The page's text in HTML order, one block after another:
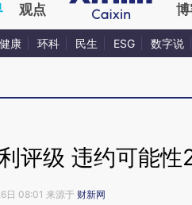
观点
健康 环科 民生 ESG 数字说
评级 违约可能性
日 08:01 来源于 财新网